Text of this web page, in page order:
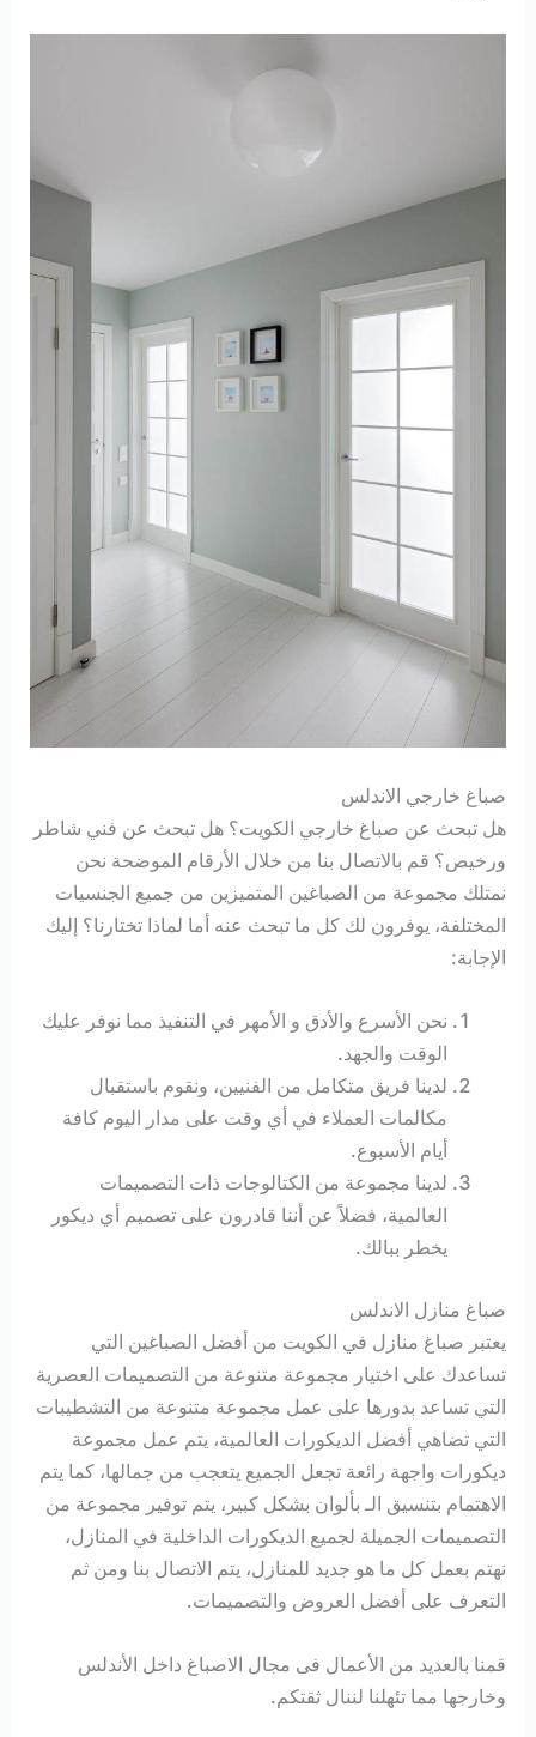
صباغ خارجي الاندلس
هل تبحث عن صباغ خارجي الكويت؟ هل تبحث عن فني شاطر
ورخيص؟ قم بالاتصال بنا من خلال الأرقام الموضحة نحن
نمتلك مجموعة من الصباغين المتميزين من جميع الجنسيات
المختلفة، يوفرون لك كل ما تبحث عنه أما لماذا تختارنا؟ إليك
الإجابة:
نحن الأسرع والأدق و الأمهر في التنفيذ مما نوفر عليك
الوقت والجهد.
لدينا فريق متكامل من الفنيين، ونقوم باستقبال
مكالمات العملاء في أي وقت على مدار اليوم كافة
أيام الأسبوع.
لدينا مجموعة من الكتالوجات ذات التصميمات
العالمية، فضلاً عن أننا قادرون على تصميم أي ديكور
يخطر ببالك.
صباغ منازل الاندلس
يعتبر صباغ منازل في الكويت من أفضل الصباغين التي
تساعدك على اختيار مجموعة متنوعة من التصميمات العصرية
التي تساعد بدورها على عمل مجموعة متنوعة من التشطيبات
التي تضاهي أفضل الديكورات العالمية، يتم عمل مجموعة
ديكورات واجهة رائعة تجعل الجميع يتعجب من جمالها، كما يتم
الاهتمام بتنسيق الـ بألوان بشكل كبير، يتم توفير مجموعة من
التصميمات الجميلة لجميع الديكورات الداخلية في المنازل،
نهتم بعمل كل ما هو جديد للمنازل، يتم الاتصال بنا ومن ثم
التعرف على أفضل العروض والتصميمات.
قمنا بالعديد من الأعمال فى مجال الاصباغ داخل الأندلس
وخارجها مما تئهلنا لننال ثقتكم.